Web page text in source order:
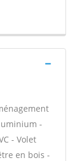
-
- Volet
en bois -